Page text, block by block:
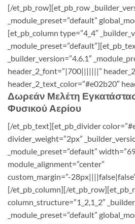
[/et_pb_row][et_pb_row
_module_preset=”default”
[et_pb_column type=”4_4″
_builder_version=”4.6.1″
header_2_font=”|700|||||||”
header_2_text_color=”#e02b20″
Δωρεάν Μελέτη
Φυσικού Αερίου
[/et_pb_text][et_pb_divider
divider_weight=”2px”
_module_preset=”default”
module_alignment=”center”
custom_margin=”-
[/et_pb_column][/
column_structure=”1_2,1_2″
_module_preset=”default”